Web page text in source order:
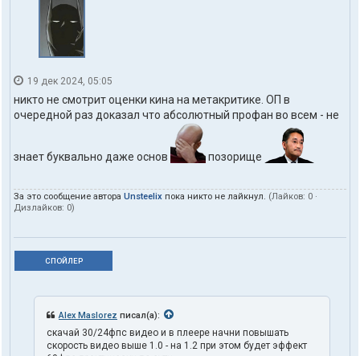
19 дек 2024, 05:05
никто не смотрит оценки кина на метакритике. ОП в
очередной раз доказал что абсолютный профан во всем - не
знает буквально даже основ позорище
За это сообщение автора Unsteelix пока никто не лайкнул. (Лайков: 0 ·
Дизлайков: 0)
СПОЙЛЕР
Alex Maslorez писал(а):
скачай 30/24фпс видео и в плеере начни повышать
скорость видео выше 1.0 - на 1.2 при этом будет эффект